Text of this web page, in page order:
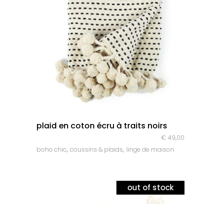
plaid en coton écru à traits noirs
€ 49,00
boho chic, coussins & plaids, linge de maison
out of stock